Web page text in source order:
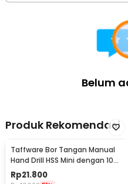
1 x Kabel USB Type C
Belum
Produk Rekomendasi
Taffware Bor Tangan Manual
Hand Drill HSS Mini dengan 10
Mata Bor - 3003
Rp21.800